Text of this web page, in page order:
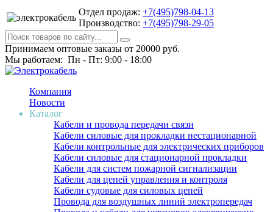
Отдел продаж: +7(495)798-04-13
Производство: +7(495)798-29-05
Принимаем оптовые заказы от 20000 руб.
Мы работаем: Пн - Пт: 9:00 - 18:00
Компания
Новости
Каталог
Кабели и провода передачи связи
Кабели силовые для прокладки нестационарной
Кабели контрольные для электрических приборов
Кабели силовые для стационарной прокладки
Кабели для систем пожарной сигнализации
Кабели для цепей управления и контроля
Кабели судовые для силовых цепей
Провода для воздушных линий электропередач